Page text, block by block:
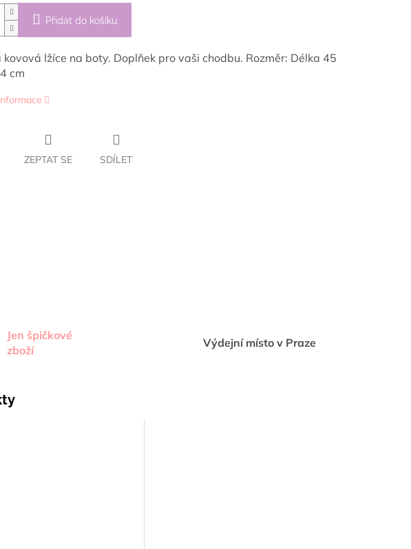
Přidat do košíku
kovová lžíce na boty. Doplňek pro vaši chodbu. Rozměr: Délka 45
cm
ZEPTAT SE SDÍLET
Jen špičkové
zboží
Výdejní místo v Praze